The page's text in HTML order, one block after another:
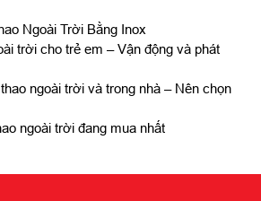
Ngoài Trời Bằng Inox
trời cho trẻ em – Vận động và phát
ngoài trời và trong nhà – Nên chọn
ngoài trời đang mua nhất